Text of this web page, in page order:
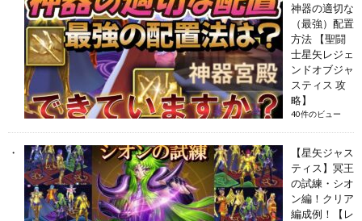
神器の適切な
（最強）配置
方法 【聖闘
士星矢レジェ
ンドオブジャ
スティス 攻
略】
40件のビュー
【星矢ジャス
ティス】冥王
の試練・シオ
ン編！クリア
編成例！【レ